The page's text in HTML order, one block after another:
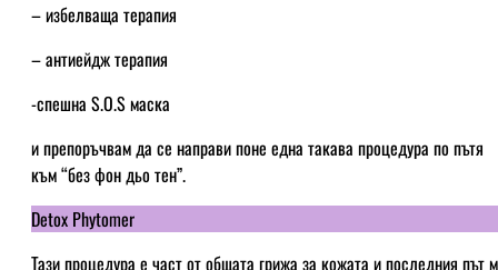
– избелваща терапия
– антиейдж терапия
-спешна S.O.S маска
и препоръчвам да се направи поне една такава процедура по пътя
към “без фон дьо тен”.
Detox Phytomer
Тази процедура е част от общата грижа за кожата и последния път